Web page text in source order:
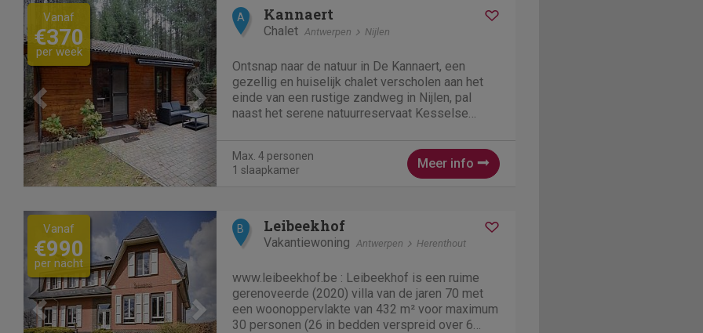
Previous Next
Vanaf
€370
per week
A Kannaert
Chalet Antwerpen Nijlen
Ontsnap naar de natuur in De Kannaert, een
gezellig en huiselijk chalet verscholen aan het
einde van een rustige zandweg in Nijlen, pal
naast het serene natuurreservaat Kesselse
verbinding met de natuur....
Max. 4 personen
1 slaapkamer
Meer info
Previous Next
Vanaf
€990
per nacht
B Leibeekhof
Vakantiewoning Antwerpen Herenthout
www.leibeekhof.be : Leibeekhof is een ruime
gerenoveerde (2020) villa van de jaren 70 met
een woonoppervlakte van 432 m² voor maximum
30 personen (26 in bedden verspreid over 6